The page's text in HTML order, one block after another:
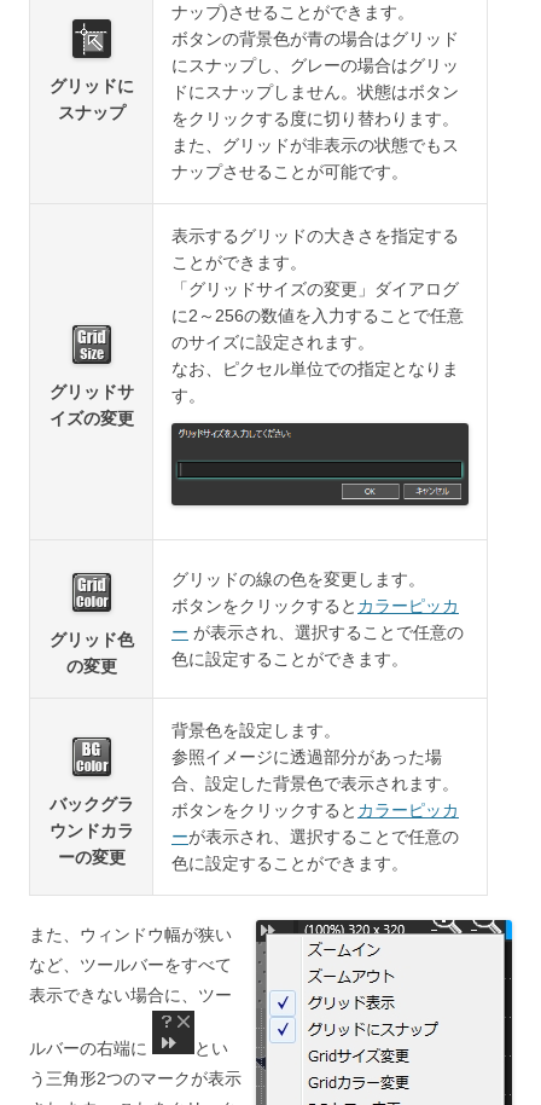
グリッドに
スナップ
ナップ)させることができます。
ボタンの背景色が青の場合はグリッド
にスナップし、グレーの場合はグリッ
ドにスナップしません。状態はボタン
をクリックする度に切り替わります。
また、グリッドが非表示の状態でもス
ナップさせることが可能です。
グリッドサ
イズの変更
表示するグリッドの大きさを指定する
ことができます。
「グリッドサイズの変更」ダイアログ
に2～256の数値を入力することで任意
のサイズに設定されます。
なお、ピクセル単位での指定となりま
す。
グリッド色
の変更
グリッドの線の色を変更します。
ボタンをクリックすると カラーピッカ
ー が表示され、選択することで任意の
色に設定することができます。
バックグラ
ウンドカラ
ーの変更
背景色を設定します。
参照イメージに透過部分があった場
合、設定した背景色で表示されます。
ボタンをクリックすると カラーピッカ
ーが表示され、選択することで任意の
色に設定することができます。
また、ウィンドウ幅が狭い
など、ツールバーをすべて
表示できない場合に、ツー
ルバーの右端に
とい
う三角形2つのマークが表示